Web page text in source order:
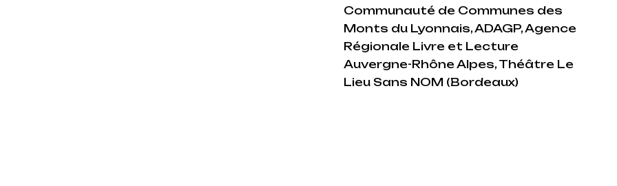
Communauté de Communes des
Monts du Lyonnais, ADAGP, Agence
Régionale Livre et Lecture
Auvergne-Rhône Alpes, Théâtre Le
Lieu Sans NOM (Bordeaux)